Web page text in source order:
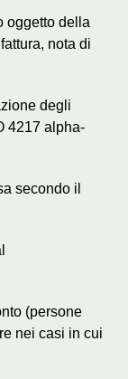
oggetto della
nota di
degli
4217 alpha-
secondo il
(persone
nei casi in cui